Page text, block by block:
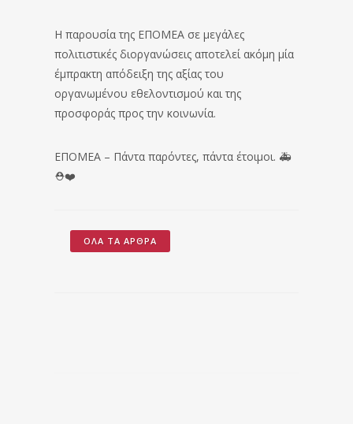
Η παρουσία της ΕΠΟΜΕΑ σε μεγάλες
πολιτιστικές διοργανώσεις αποτελεί ακόμη μία
έμπρακτη απόδειξη της αξίας του
οργανωμένου εθελοντισμού και της
προσφοράς προς την κοινωνία.
ΕΠΟΜΕΑ – Πάντα παρόντες, πάντα έτοιμοι. 🚑
⛑️❤️
ΌΛΑ ΤΑ ΆΡΘΡΑ